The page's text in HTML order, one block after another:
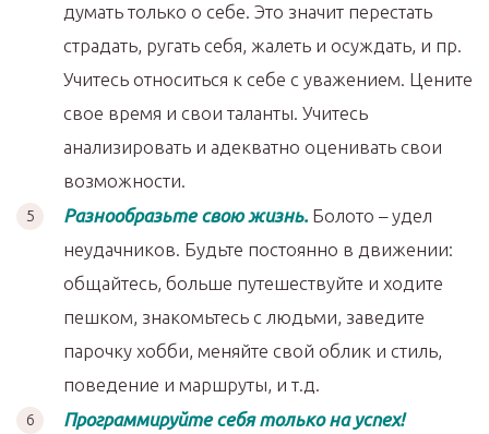
думать только о себе. Это значит перестать
страдать, ругать себя, жалеть и осуждать, и пр.
Учитесь относиться к себе с уважением. Цените
свое время и свои таланты. Учитесь
анализировать и адекватно оценивать свои
возможности.
Разнообразьте свою жизнь. Болото – удел
неудачников. Будьте постоянно в движении:
общайтесь, больше путешествуйте и ходите
пешком, знакомьтесь с людьми, заведите
парочку хобби, меняйте свой облик и стиль,
поведение и маршруты, и т.д.
Программируйте себя только на успех!